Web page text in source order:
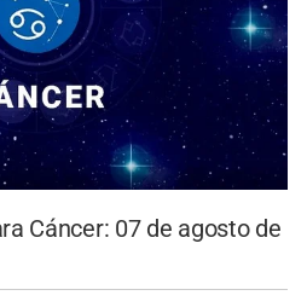
Cáncer: 07 de agosto de